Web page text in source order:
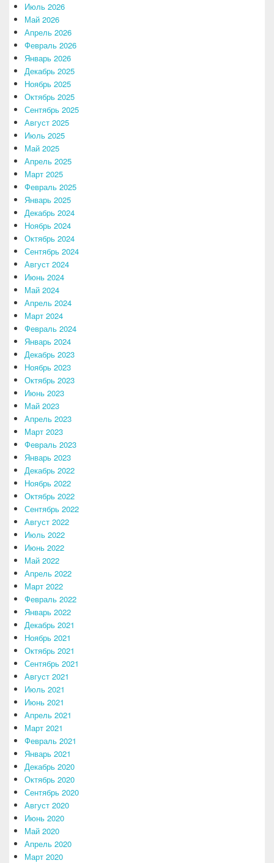
Июль 2026
Май 2026
Апрель 2026
Февраль 2026
Январь 2026
Декабрь 2025
Ноябрь 2025
Октябрь 2025
Сентябрь 2025
Август 2025
Июль 2025
Май 2025
Апрель 2025
Март 2025
Февраль 2025
Январь 2025
Декабрь 2024
Ноябрь 2024
Октябрь 2024
Сентябрь 2024
Август 2024
Июнь 2024
Май 2024
Апрель 2024
Март 2024
Февраль 2024
Январь 2024
Декабрь 2023
Ноябрь 2023
Октябрь 2023
Июнь 2023
Май 2023
Апрель 2023
Март 2023
Февраль 2023
Январь 2023
Декабрь 2022
Ноябрь 2022
Октябрь 2022
Сентябрь 2022
Август 2022
Июль 2022
Июнь 2022
Май 2022
Апрель 2022
Март 2022
Февраль 2022
Январь 2022
Декабрь 2021
Ноябрь 2021
Октябрь 2021
Сентябрь 2021
Август 2021
Июль 2021
Июнь 2021
Апрель 2021
Март 2021
Февраль 2021
Январь 2021
Декабрь 2020
Октябрь 2020
Сентябрь 2020
Август 2020
Июнь 2020
Май 2020
Апрель 2020
Март 2020